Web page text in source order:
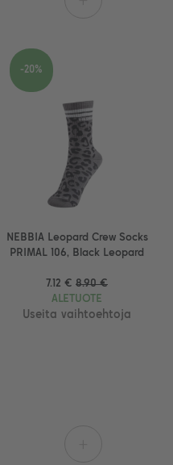
NEBBIA Leopard Crew Socks
PRIMAL 106, Black Leopard
7.12 € 8.90 €
ALETUOTE
Useita vaihtoehtoja
-20%